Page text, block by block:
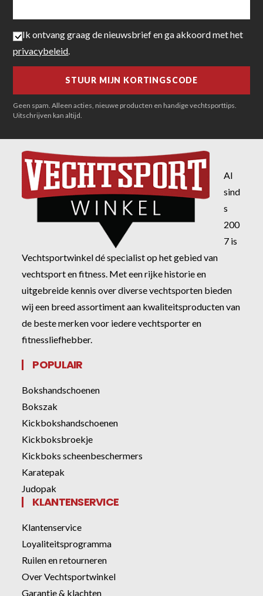
Ik ontvang graag de nieuwsbrief en ga akkoord met het
privacybeleid
Geen spam. Alleen acties, nieuwe producten en handige vechtsporttips.
Uitschrijven kan altijd.
Al
sind
s
200
7 is
Vechtsportwinkel dé specialist op het gebied van
vechtsport en fitness. Met een rijke historie en
uitgebreide kennis over diverse vechtsporten bieden
wij een breed assortiment aan kwaliteitsproducten van
de beste merken voor iedere vechtsporter en
fitnessliefhebber.
POPULAIR
Bokshandschoenen
Bokszak
Kickbokshandschoenen
Kickboksbroekje
Kickboks scheenbeschermers
Karatepak
Judopak
KLANTENSERVICE
Klantenservice
Loyaliteitsprogramma
Ruilen en retourneren
Over Vechtsportwinkel
Garantie & klachten